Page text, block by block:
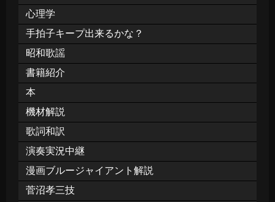
心理学
手拍子キープ出来るかな？
昭和歌謡
書籍紹介
本
機材解説
歌詞和訳
演奏実況中継
漫画ブルージャイアント解説
菅沼孝三技